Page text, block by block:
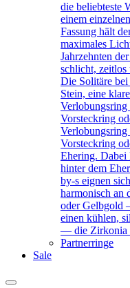
die beliebteste
einem
Fassung hält
maximales
Jahrzehnten
schlicht,
Die Solitäre
Stein, eine
Vorsteckring
Vorsteckring
Ehering. Dabei
hinter dem
by-s eignen
harmonisch an
oder Gelbgold
einen kühlen,
— die
Partnerringe
Sale